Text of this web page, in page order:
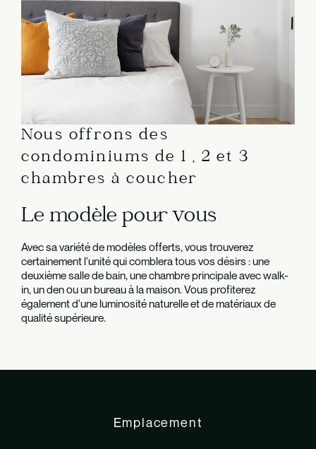
Nous offrons des
condominiums de 1 , 2 et 3
chambres à coucher
Le modèle pour vous
Avec sa variété de modèles offerts, vous trouverez
certainement l'unité qui comblera tous vos désirs : une
deuxième salle de bain, une chambre principale avec walk-
in, un den ou un bureau à la maison. Vous profiterez
également d'une luminosité naturelle et de matériaux de
qualité supérieure.
Emplacement